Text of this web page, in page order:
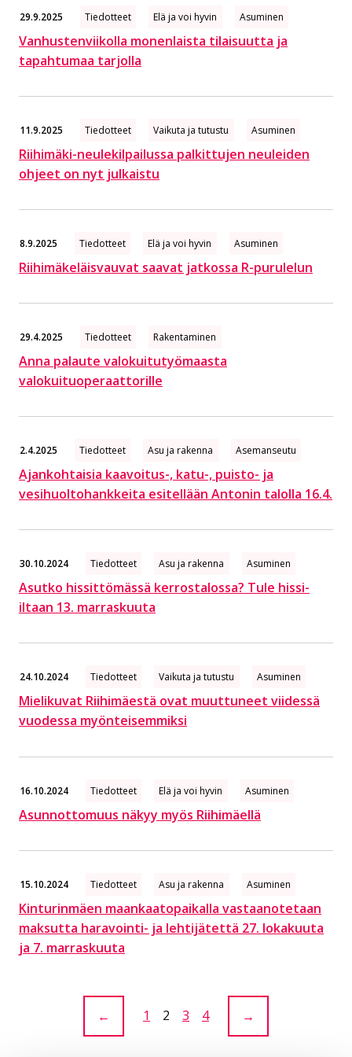
29.9.2025 Tiedotteet Elä ja voi hyvin Asuminen
Vanhustenviikolla monenlaista tilaisuutta ja
tapahtumaa tarjolla
11.9.2025 Tiedotteet Vaikuta ja tutustu Asuminen
Riihimäki-neulekilpailussa palkittujen neuleiden
ohjeet on nyt julkaistu
8.9.2025 Tiedotteet Elä ja voi hyvin Asuminen
Rii­hi­mä­ke­läis­vau­vat saavat jatkossa R-purulelun
29.4.2025 Tiedotteet Rakentaminen
Anna palaute valokuitutyömaasta
valokuituoperaattorille
2.4.2025 Tiedotteet Asu ja rakenna Asemanseutu
Ajankohtaisia kaavoitus-, katu-, puisto- ja
vesihuoltohankkeita esitellään Antonin talolla 16.4.
30.10.2024 Tiedotteet Asu ja rakenna Asuminen
Asutko hissittömässä kerrostalossa? Tule hissi-
iltaan 13. marraskuuta
24.10.2024 Tiedotteet Vaikuta ja tutustu Asuminen
Mielikuvat Riihimäestä ovat muuttuneet viidessä
vuodessa myönteisemmiksi
16.10.2024 Tiedotteet Elä ja voi hyvin Asuminen
Asunnottomuus näkyy myös Riihimäellä
15.10.2024 Tiedotteet Asu ja rakenna Asuminen
Kinturinmäen maankaatopaikalla vastaanotetaan
maksutta haravointi- ja lehtijätettä 27. lokakuuta
ja 7. marraskuuta
← Sivu:
1 Sivu:
2 Sivu:
3 Sivu:
4 →